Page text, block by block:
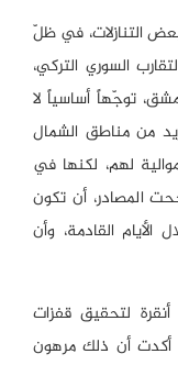
التنازلات، في ظلّ
السوري التركي،
توجّهاً أساسياً لا
من مناطق الشمال
لهم، لكنها في
المصادر، أن تكون
القادمة، وأن
لتحقيق قفزات
أن ذلك مرهون